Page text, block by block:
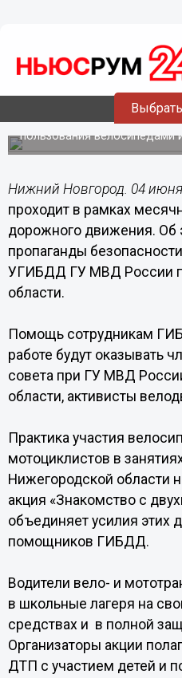
Акцию «Знакомство
проводит
школьных лагерях
Цель мероприятия –
пользования велосипедами
Нижний Новгород. 04
проходит в рамках
дорожного движения. Об
пропаганды
УГИБДД ГУ МВД России
области.
Помощь сотрудникам
работе будут оказывать
совета при ГУ МВД
области, активисты
Практика участия
мотоциклистов в
Нижегородской области
акция «Знакомство с
объединяет усилия этих
помощников ГИБДД.
Водители вело- и
в школьные лагеря на
средствах и в полной
Организаторы акции
ДТП с участием детей и